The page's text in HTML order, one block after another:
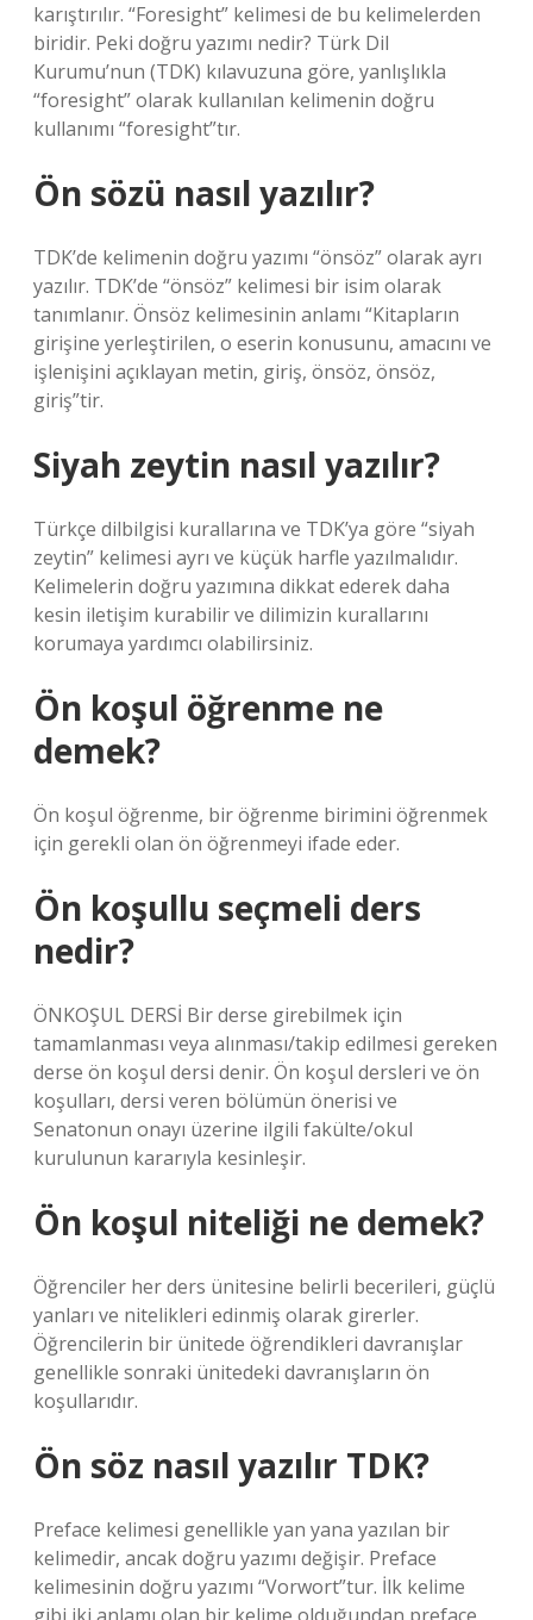
karıştırılır. “Foresight” kelimesi de bu kelimelerden
biridir. Peki doğru yazımı nedir? Türk Dil
Kurumu’nun (TDK) kılavuzuna göre, yanlışlıkla
“foresight” olarak kullanılan kelimenin doğru
kullanımı “foresight”tır.
Ön sözü nasıl yazılır?
TDK’de kelimenin doğru yazımı “önsöz” olarak ayrı
yazılır. TDK’de “önsöz” kelimesi bir isim olarak
tanımlanır. Önsöz kelimesinin anlamı “Kitapların
girişine yerleştirilen, o eserin konusunu, amacını ve
işlenişini açıklayan metin, giriş, önsöz, önsöz,
giriş”tir.
Siyah zeytin nasıl yazılır?
Türkçe dilbilgisi kurallarına ve TDK’ya göre “siyah
zeytin” kelimesi ayrı ve küçük harfle yazılmalıdır.
Kelimelerin doğru yazımına dikkat ederek daha
kesin iletişim kurabilir ve dilimizin kurallarını
korumaya yardımcı olabilirsiniz.
Ön koşul öğrenme ne
demek?
Ön koşul öğrenme, bir öğrenme birimini öğrenmek
için gerekli olan ön öğrenmeyi ifade eder.
Ön koşullu seçmeli ders
nedir?
ÖNKOŞUL DERSİ Bir derse girebilmek için
tamamlanması veya alınması/takip edilmesi gereken
derse ön koşul dersi denir. Ön koşul dersleri ve ön
koşulları, dersi veren bölümün önerisi ve
Senatonun onayı üzerine ilgili fakülte/okul
kurulunun kararıyla kesinleşir.
Ön koşul niteliği ne demek?
Öğrenciler her ders ünitesine belirli becerileri, güçlü
yanları ve nitelikleri edinmiş olarak girerler.
Öğrencilerin bir ünitede öğrendikleri davranışlar
genellikle sonraki ünitedeki davranışların ön
koşullarıdır.
Ön söz nasıl yazılır TDK?
Preface kelimesi genellikle yan yana yazılan bir
kelimedir, ancak doğru yazımı değişir. Preface
kelimesinin doğru yazımı “Vorwort”tur. İlk kelime